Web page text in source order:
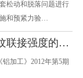
松动和脱落问题进行
和预紧力验…
钢丝螺套用于提高铝材螺纹联接强度的试验研究
加工》2012年第5期